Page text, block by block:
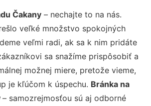
Čakany – nechajte to na nás.
veľké množstvo spokojných
veľmi radi, ak sa k nim pridáte
sa snažíme prispôsobiť a
možnej miere, pretože vieme,
je kľúčom k úspechu. Bránka na
– samozrejmosťou sú aj odborné